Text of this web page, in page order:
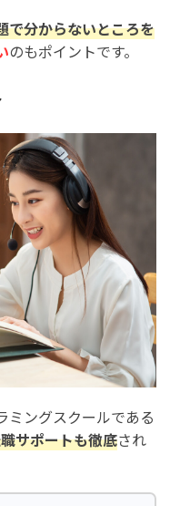
で分からないところを
のもポイントです。
ミングスクールである
サポートも徹底され